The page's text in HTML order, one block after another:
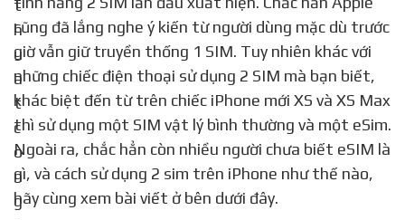
cũng đã lắng nghe ý kiến từ người dùng mặc dù trước
giờ vẫn giữ truyền thống 1 SIM. Tuy nhiên khác với
những chiếc điện thoại sử dụng 2 SIM mà bạn biết,
khác biệt đến từ trên chiếc iPhone mới XS và XS Max
thì sử dụng một SIM vật lý bình thường và một eSim.
Ngoài ra, chắc hẳn còn nhiều người chưa biết eSIM là
gì, và cách sử dụng 2 sim trên iPhone như thế nào,
hãy cùng xem bài viết ở bên dưới đây.